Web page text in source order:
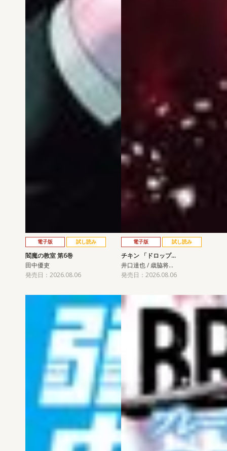
電子版 試し読み
閻魔の教室 第6巻
田中優吏
発売日：2026.08.06
電子版 試し読み
チキン 「ドロップ…
井口達也 / 歳脇将…
発売日：2026.08.06